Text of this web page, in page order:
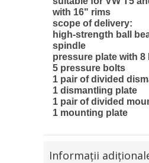
with 16" rims
scope of delivery:
high-strength ball
spindle
pressure plate with 8
5 pressure bolts
1 pair of divided
1 dismantling plate
1 pair of divided
1 mounting plate
Informaţii